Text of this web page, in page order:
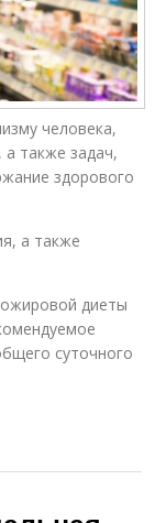
человека,
а также задач,
здорового
а также
диеты
суточного